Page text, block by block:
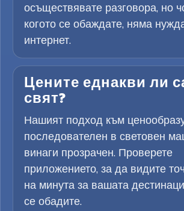
осъществявате разговора, но
когото се обаждате, няма
интернет.
Цените еднакви ли
свят?
Нашият подход към
последователен в световен
винаги прозрачен. Проверете
приложението, за да видите
на минута за вашата
се обадите.